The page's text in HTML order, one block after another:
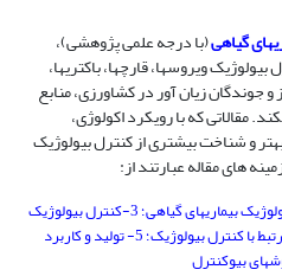
گیاهی(با درجه علمی پژوهشی)،
ویروسها، قارچها، باکتریها،
جوندگان زیان­ آور در کشاورزی، منابع
مقالاتی که با رویکرد اکولوژی،
و شناخت بیشتری از کنترل بیولوژیک
های مقاله عبارتند از:
1- کنترل بیولوژیک آفات، 2- کنترل بیولوژیک بیماریهای گیاهی؛ 3-کنترل بیولوژیک
علفهای هرز؛ 4- روشهای غیرشیمیایی مرتبط با کنترل بیولوژیک؛ 5- تولید و کاربرد